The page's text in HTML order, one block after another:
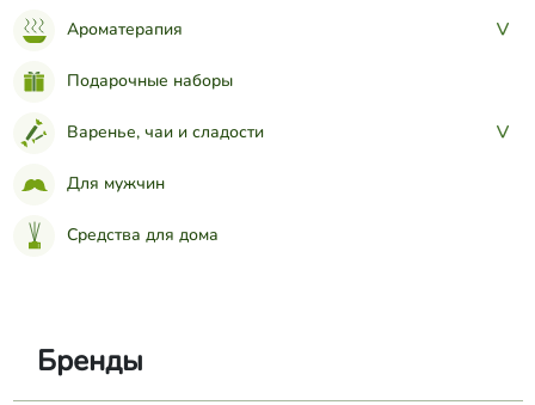
Ароматерапия >
Подарочные наборы
Варенье, чаи и сладости >
Для мужчин
Средства для дома
Бренды